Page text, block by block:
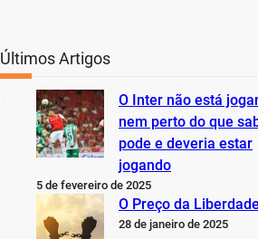
Últimos Artigos
O Inter não está
nem perto do que
pode e deveria estar
jogando
5 de fevereiro de 2025
O Preço da Liberdade
28 de janeiro de 2025